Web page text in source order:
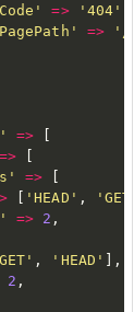
=> '404'
=>
'/
=>
=>
=>
'HEAD' ,
=> 2 ,
, 'HEAD'
,
2 ,